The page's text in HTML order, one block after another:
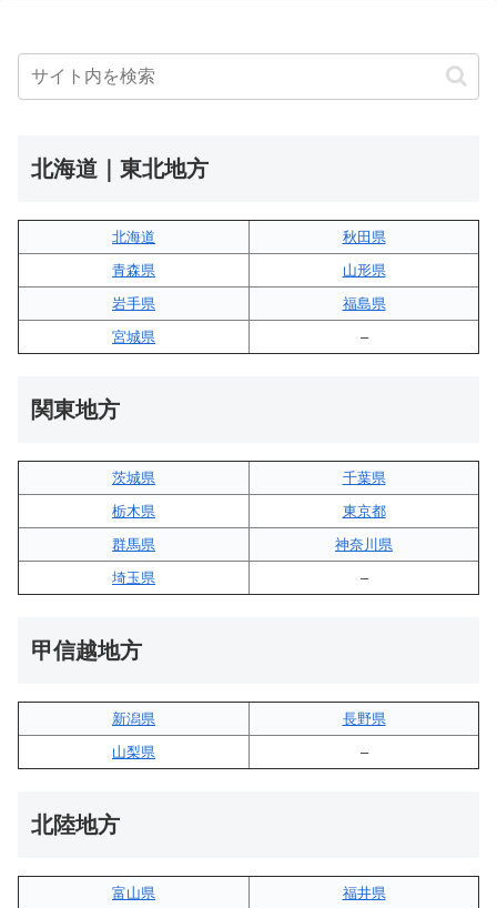
北海道｜東北地方
北海道
秋田県
青森県
山形県
岩手県
福島県
宮城県
–
関東地方
茨城県
千葉県
栃木県
東京都
群馬県
神奈川県
埼玉県
–
甲信越地方
新潟県
長野県
山梨県
–
北陸地方
富山県
福井県